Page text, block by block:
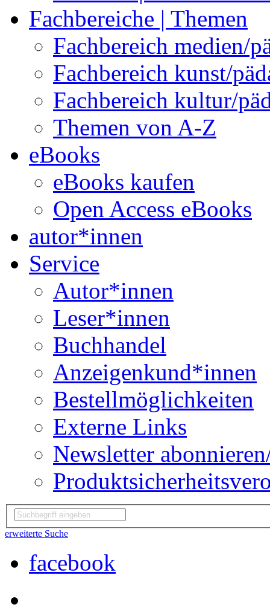
Fachbereiche | Themen
Fachbereich medien/
Fachbereich kunst/
Fachbereich kultur/
Themen von A-Z
eBooks
eBooks kaufen
Open Access eBooks
autor*innen
Service
Autor*innen
Leser*innen
Buchhandel
Anzeigenkund*innen
Bestellmöglichkeiten
Externe Links
Newsletter
erweiterte Suche
facebook